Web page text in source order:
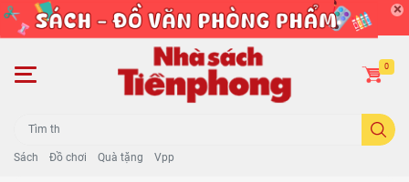
Sách Đồ chơi Quà tặng Vpp
0